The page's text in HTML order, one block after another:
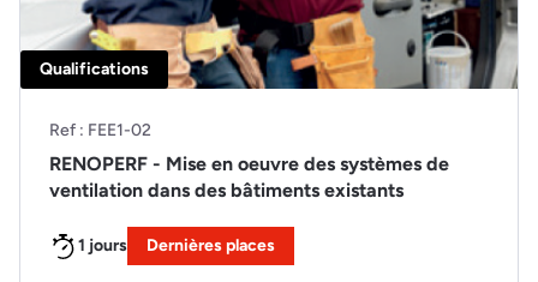
Ref : FEE1-02
RENOPERF - Mise en oeuvre des systèmes de
ventilation dans des bâtiments existants
1 jours Dernières places
Qualifications